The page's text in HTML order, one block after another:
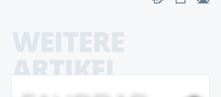
ARTIKEL